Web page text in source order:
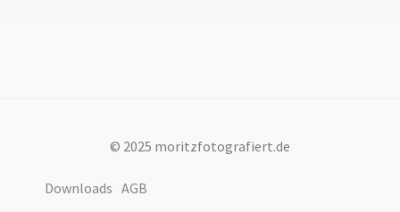
© 2025 moritzfotografiert.de
Downloads AGB